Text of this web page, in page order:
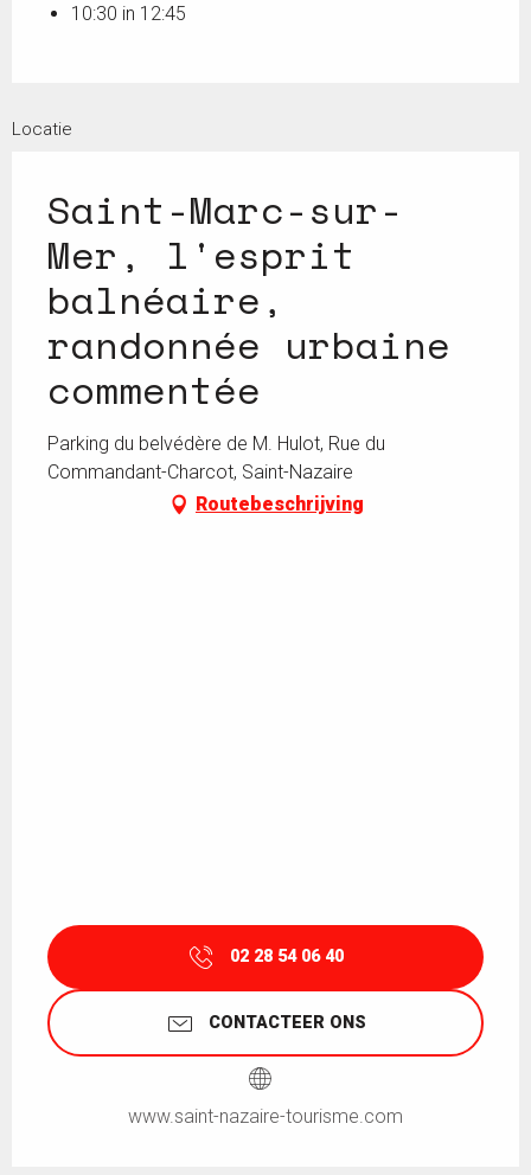
10:30 in 12:45
Locatie
Saint-Marc-sur-
Mer, l'esprit
balnéaire,
randonnée urbaine
commentée
Parking du belvédère de M. Hulot, Rue du
Commandant-Charcot, Saint-Nazaire
Routebeschrijving
02 28 54 06 40
CONTACTEER ONS
www.saint-nazaire-tourisme.com